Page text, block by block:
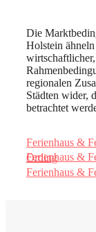
Die
Holstein
regionalen
Städten wider,
betrachtet
Ferienhaus &
Ferienhaus & Ferienwohnung Verwaltung in Sankt Peter-Ording
Ferienhaus &